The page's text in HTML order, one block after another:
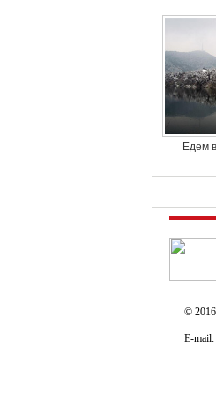
Едем
©
E-